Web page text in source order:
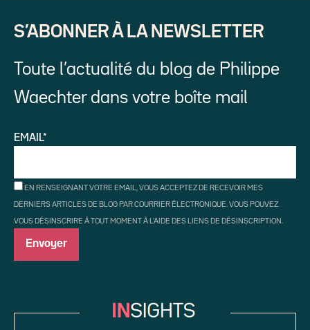
S’ABONNER À LA NEWSLETTER
Toute l’actualité du blog de Philippe
Waechter dans votre boîte mail
EMAIL*
EN RENSEIGNANT VOTRE EMAIL, VOUS ACCEPTEZ DE RECEVOIR MES
DERNIERS ARTICLES DE BLOG PAR COURRIER ÉLECTRONIQUE. VOUS POUVEZ
VOUS DÉSINSCRIRE À TOUT MOMENT À L'AIDE DES LIENS DE DÉSINSCRIPTION.